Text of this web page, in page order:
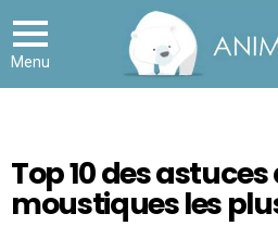
Menu
Top 10 des
moustiques les